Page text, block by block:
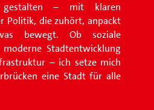
gestalten – mit klaren
Politik, die zuhört, anpackt
bewegt. Ob soziale
Stadtentwicklung
– ich setze mich
eine Stadt für alle